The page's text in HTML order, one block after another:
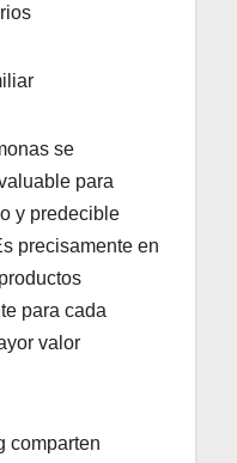
se
para
y predecible
precisamente en
para cada
valor
comparten